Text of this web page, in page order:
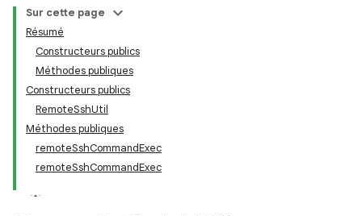
Sur cette page
Résumé
Constructeurs publics
Méthodes publiques
Constructeurs publics
RemoteSshUtil
Méthodes publiques
remoteSshCommandExec
remoteSshCommandExec